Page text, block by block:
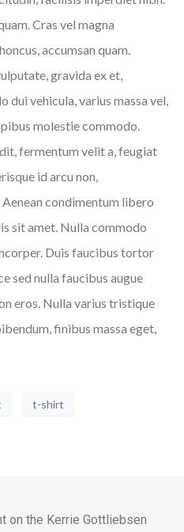
Cras vel magna
accumsan quam.
gravida ex et,
dui vehicula, varius massa vel,
molestie commodo.
fermentum velit a, feugiat
id arcu non,
condimentum libero
sit amet. Nulla commodo
Duis faucibus tortor
sed nulla faucibus augue
eros. Nulla varius tristique
finibus massa eget,
t-shirt
on the Kerrie Gottliebsen